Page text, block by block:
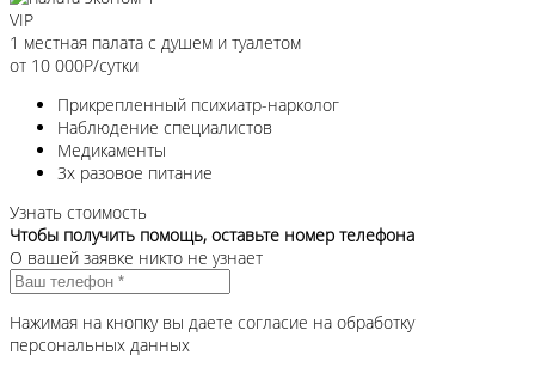
VIP
1 местная палата с душем и туалетом
от 10 000Р/сутки
Прикрепленный психиатр-нарколог
Наблюдение специалистов
Медикаменты
3х разовое питание
Узнать стоимость
Чтобы получить помощь, оставьте номер телефона
О вашей заявке никто не узнает
Нажимая на кнопку вы даете согласие на обработку
персональных данных